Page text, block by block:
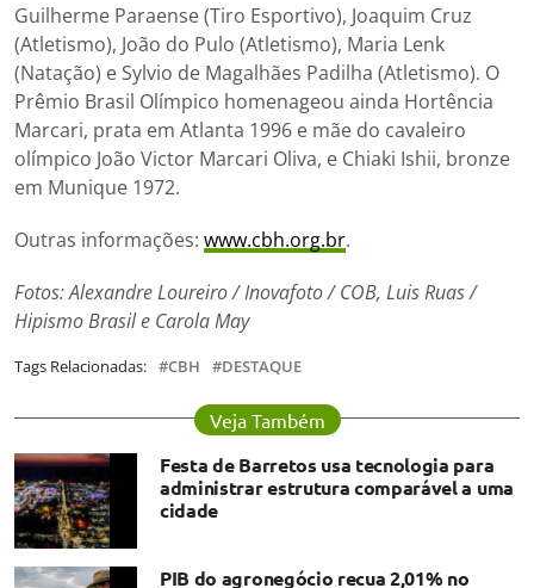
Guilherme Paraense (Tiro Esportivo), Joaquim Cruz
(Atletismo), João do Pulo (Atletismo), Maria Lenk
(Natação) e Sylvio de Magalhães Padilha (Atletismo). O
Prêmio Brasil Olímpico homenageou ainda Hortência
Marcari, prata em Atlanta 1996 e mãe do cavaleiro
olímpico João Victor Marcari Oliva, e Chiaki Ishii, bronze
em Munique 1972.
Outras informações: www.cbh.org.br.
Fotos: Alexandre Loureiro / Inovafoto / COB, Luis Ruas /
Hipismo Brasil e Carola May
Tags Relacionadas: CBH DESTAQUE
Veja Também
Festa de Barretos usa tecnologia para
administrar estrutura comparável a uma
cidade
PIB do agronegócio recua 2,01% no